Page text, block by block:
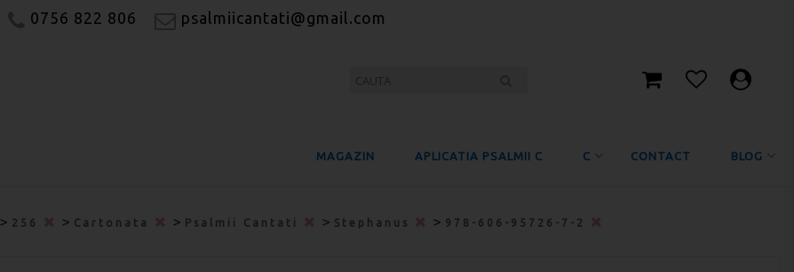
0756 822 806 psalmiicantati@gmail.com
MAGAZIN APLICATIA PSALMII C C CONTACT BLOG
> 256 > Cartonata > Psalmii Cantati > Stephanus > 978-606-95726-7-2